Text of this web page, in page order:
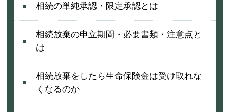
相続の単純承認・限定承認とは
相続放棄の申立期間・必要書類・注意点と
は
相続放棄をしたら生命保険金は受け取れな
くなるのか